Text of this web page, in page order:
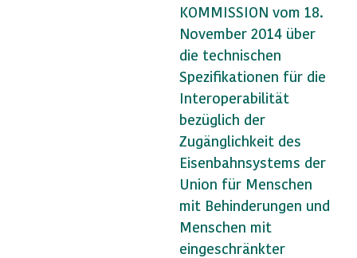
KOMMISSION vom 18.
November 2014 über
die technischen
Spezifikationen für die
Interoperabilität
bezüglich der
Zugänglichkeit des
Eisenbahnsystems der
Union für Menschen
mit Behinderungen und
Menschen mit
eingeschränkter